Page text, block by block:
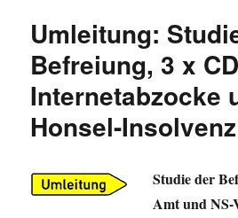
Umleitung:
Befreiung, 3 x
Internetabzocke
Honsel-Insolvenz
Studie der
Amt und NS-